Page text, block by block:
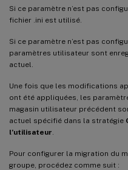
Si ce paramètre n’est pas
fichier .ini est utilisé.
Si ce paramètre n’est pas
paramètres utilisateur sont
actuel.
Une fois que les modifications
ont été appliquées, les
magasin utilisateur précédent
actuel spécifié dans la stratégie
l’utilisateur
Pour configurer la migration du
groupe, procédez comme suit :